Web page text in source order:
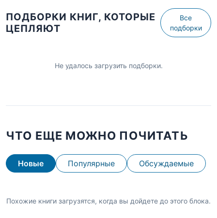
ПОДБОРКИ КНИГ, КОТОРЫЕ
ЦЕПЛЯЮТ
Все
подборки
Не удалось загрузить подборки.
ЧТО ЕЩЕ МОЖНО ПОЧИТАТЬ
Новые Популярные Обсуждаемые
Похожие книги загрузятся, когда вы дойдете до этого блока.